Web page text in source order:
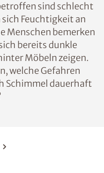
sind schlecht
Feuchtigkeit an
Menschen bemerken
bereits dunkle
Möbeln zeigen.
welche Gefahren
Schimmel dauerhaft